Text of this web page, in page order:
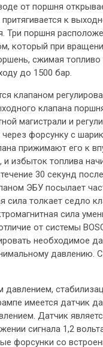
от поршня
к
Три поршня
который при
сжимая топливо
до 1500 бар.
клапаном
клапана
магистрали и
форсунку с
прижимают его к
избыток топлива
30 секунд
ЭБУ посылает
сила толкает седло
сила
от системы
необходимое
давлением,
имеется датчик
Датчик
сигнала 1,2
форсунки со